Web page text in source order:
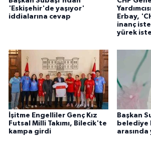
'Eskişehir'de yaşıyor'
iddialarına cevap
Erbay,
inanç
yürek
İşitme Engelliler Genç Kız
Futsal Milli Takımı, Bilecik'te
kampa girdi
Başkan
belediye
arasında